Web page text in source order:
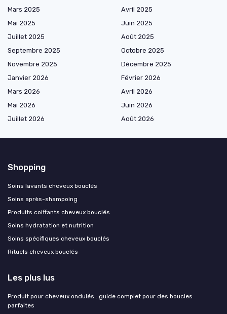
Mars 2025
Avril 2025
Mai 2025
Juin 2025
Juillet 2025
Août 2025
Septembre 2025
Octobre 2025
Novembre 2025
Décembre 2025
Janvier 2026
Février 2026
Mars 2026
Avril 2026
Mai 2026
Juin 2026
Juillet 2026
Août 2026
Shopping
Soins lavants cheveux bouclés
Soins après-shampoing
Produits coiffants cheveux bouclés
Soins hydratation et nutrition
Soins spécifiques cheveux bouclés
Rituels cheveux bouclés
Les plus lus
Produit pour cheveux ondulés : guide complet pour des boucles
parfaites